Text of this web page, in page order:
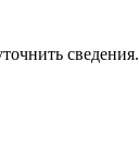
сведения.